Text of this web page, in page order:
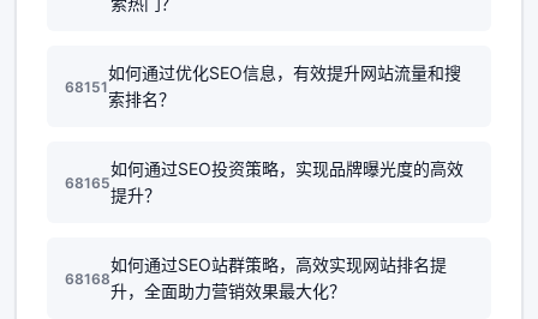
68151
如何通过优化SEO信息，有效提升网站流量和搜
索排名？
68165
如何通过SEO投资策略，实现品牌曝光度的高效
提升？
68168
如何通过SEO站群策略，高效实现网站排名提
升，全面助力营销效果最大化？